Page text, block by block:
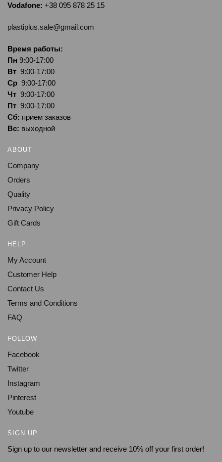
Vodafone: +38 095 878 25 15
plastiplus.sale@gmail.com
Время работы:
Пн 9:00-17:00
Вт 9:00-17:00
Ср 9:00-17:00
Чт 9:00-17:00
Пт 9:00-17:00
Сб: прием заказов
Вс: выходной
ABOUT
Company
Orders
Quality
Privacy Policy
Gift Cards
HELP
My Account
Customer Help
Contact Us
Terms and Conditions
FAQ
FOLLOW
Facebook
Twitter
Instagram
Pinterest
Youtube
SIGN UP
Sign up to our newsletter and receive 10% off your first order!